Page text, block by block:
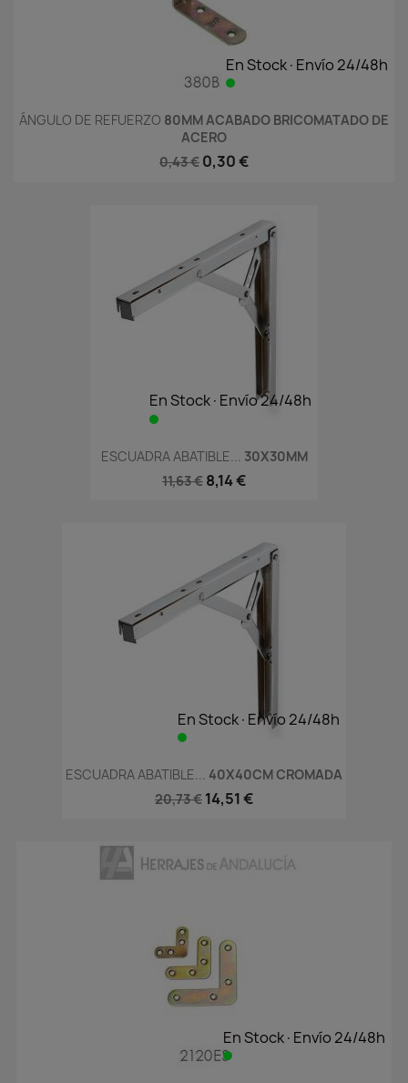
En Stock·Envío 24/48h
ÁNGULO DE REFUERZO 80MM ACABADO BRICOMATADO DE
ACERO
0,43 € 0,30 €
En Stock·Envío 24/48h
ESCUADRA ABATIBLE... 30X30MM
11,63 € 8,14 €
En Stock·Envío 24/48h
ESCUADRA ABATIBLE... 40X40CM CROMADA
20,73 € 14,51 €
En Stock·Envío 24/48h